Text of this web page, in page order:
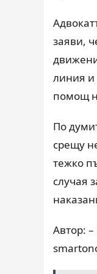
заяви,
линия и
помощ
По
срещу
тежко
случая
Автор: